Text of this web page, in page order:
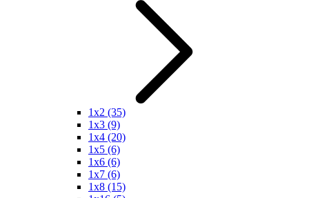
1x2 (35)
1x3 (9)
1x4 (20)
1x5 (6)
1x6 (6)
1x7 (6)
1x8 (15)